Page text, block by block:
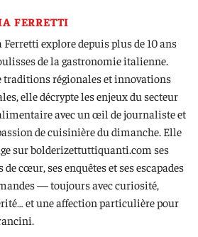
FERRETTI
Ferretti explore depuis plus de 10 ans
de la gastronomie italienne.
traditions régionales et innovations
elle décrypte les enjeux du secteur
avec un œil de journaliste et
de cuisinière du dimanche. Elle
sur bolderizettuttiquanti.com ses
de cœur, ses enquêtes et ses escapades
— toujours avec curiosité,
et une affection particulière pour